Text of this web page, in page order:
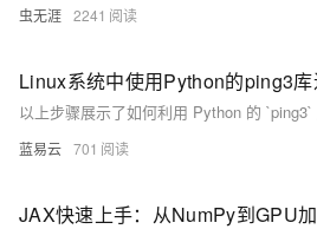
虫无涯 2241
Linux系统中使用Python的ping3
蓝易云 701